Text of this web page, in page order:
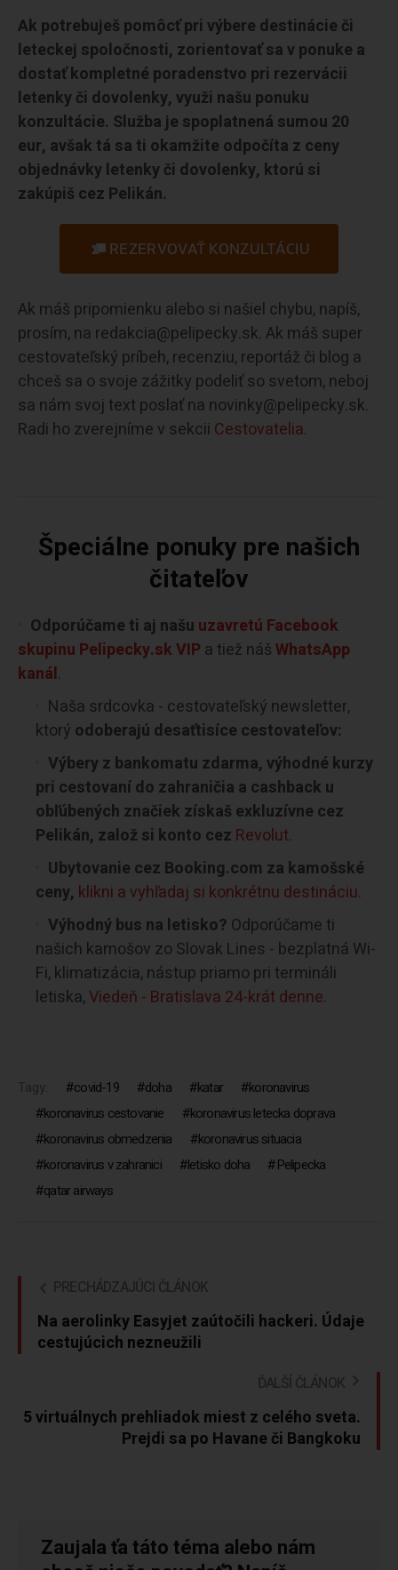
Ak potrebuješ pomôcť pri výbere destinácie či
leteckej spoločnosti, zorientovať sa v ponuke a
dostať kompletné poradenstvo pri rezervácii
letenky či dovolenky, využi našu ponuku
konzultácie. Služba je spoplatnená sumou 20
eur, avšak tá sa ti okamžite odpočíta z ceny
objednávky letenky či dovolenky, ktorú si
zakúpiš cez Pelikán.
REZERVOVAŤ KONZULTÁCIU
Ak máš pripomienku alebo si našiel chybu, napíš,
prosím, na redakcia@pelipecky.sk. Ak máš super
cestovateľský príbeh, recenziu, reportáž či blog a
chceš sa o svoje zážitky podeliť so svetom, neboj
sa nám svoj text poslať na novinky@pelipecky.sk.
Radi ho zverejníme v sekcii Cestovatelia.
Špeciálne ponuky pre našich
čitateľov
Odporúčame ti aj našu uzavretú Facebook
skupinu Pelipecky.sk VIP a tiež nášWhatsApp
kanál.
Naša srdcovka - cestovateľský newsletter,
ktorý odoberajú desaťtisíce cestovateľov:
Výbery z bankomatu zdarma, výhodné kurzy
pri cestovaní do zahraničia a cashback u
obľúbených značiek získaš exkluzívne cez
Pelikán, založ si konto cez Revolut.
Ubytovanie cez Booking.com za kamošské
ceny, klikni a vyhľadaj si konkrétnu destináciu.
Výhodný bus na letisko? Odporúčame ti
našich kamošov zo Slovak Lines - bezplatná Wi-
Fi, klimatizácia, nástup priamo pri termináli
letiska,Viedeň - Bratislava 24-krát denne.
Tagy: covid-19 doha katar
koronavirus
koronavirus cestovanie
koronavirus letecka doprava
koronavirus obmedzenia
koronavirus situacia
koronavirus v zahranici
letisko doha
Pelipecka
qatar airways
PRECHÁDZAJÚCI ČLÁNOK
Na aerolinky Easyjet zaútočili hackeri. Údaje
cestujúcich nezneužili
ĎALŠÍ ČLÁNOK
5 virtuálnych prehliadok miest z celého sveta.
Prejdi sa po Havane či Bangkoku
Zaujala ťa táto téma alebo nám